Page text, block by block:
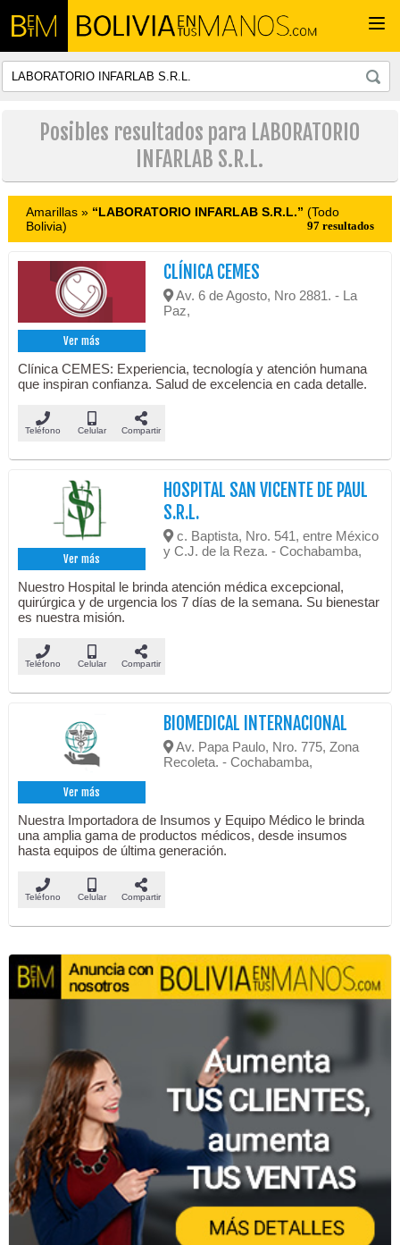
Posibles resultados para LABORATORIO
INFARLAB S.R.L.
Amarillas » “LABORATORIO INFARLAB S.R.L.” (Todo
Bolivia)
97 resultados
Ver más
CLÍNICA CEMES
Av. 6 de Agosto, Nro 2881. - La
Paz,
Clínica CEMES: Experiencia, tecnología y atención humana
que inspiran confianza. Salud de excelencia en cada detalle.
Teléfono Celular Compartir
Ver más
HOSPITAL SAN VICENTE DE PAUL
S.R.L.
c. Baptista, Nro. 541, entre México
y C.J. de la Reza. - Cochabamba,
Nuestro Hospital le brinda atención médica excepcional,
quirúrgica y de urgencia los 7 días de la semana. Su bienestar
es nuestra misión.
Teléfono Celular Compartir
Ver más
BIOMEDICAL INTERNACIONAL
Av. Papa Paulo, Nro. 775, Zona
Recoleta. - Cochabamba,
Nuestra Importadora de Insumos y Equipo Médico le brinda
una amplia gama de productos médicos, desde insumos
hasta equipos de última generación.
Teléfono Celular Compartir